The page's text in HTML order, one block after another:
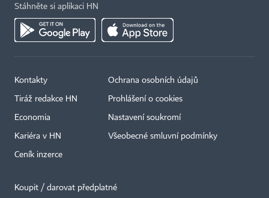
Stáhněte si aplikaci HN
Kontakty
Tiráž redakce HN
Economia
Kariéra v HN
Ceník inzerce
Ochrana osobních údajů
Prohlášení o cookies
Nastavení soukromí
Všeobecné smluvní podmínky
Koupit / darovat předplatné